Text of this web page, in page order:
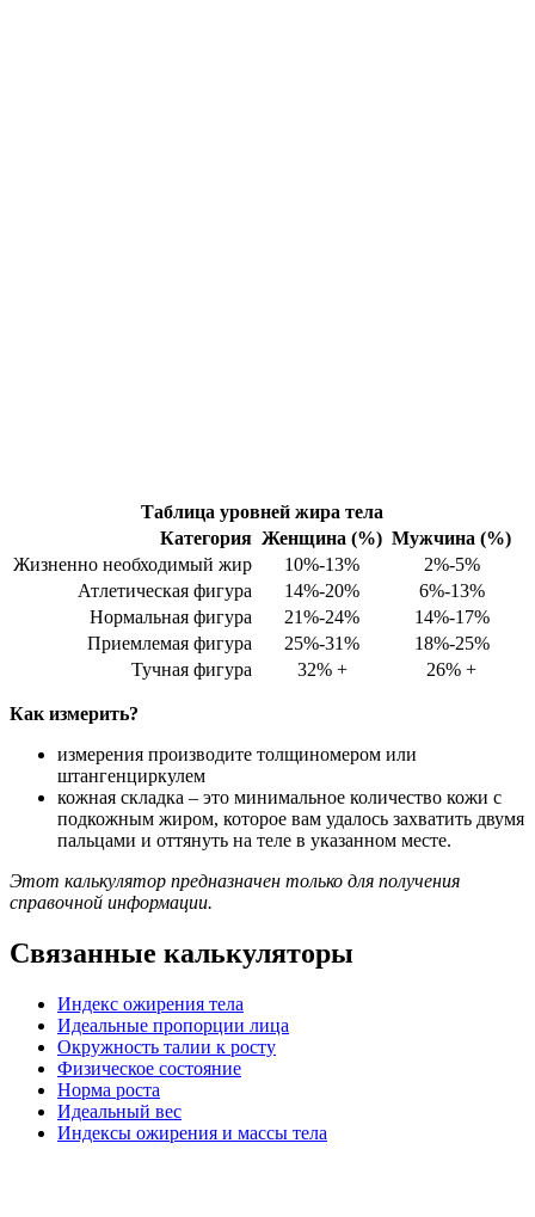
Таблица уровней жира тела
Категория Женщина (%) Мужчина (%)
Жизненно необходимый жир
10%-13%
2%-5%
Атлетическая фигура
14%-20%
6%-13%
Нормальная фигура
21%-24%
14%-17%
Приемлемая фигура
25%-31%
18%-25%
Тучная фигура
32% + 26% +
Как измерить?
измерения производите толщиномером или
штангенциркулем
кожная складка – это минимальное количество кожи с
подкожным жиром, которое вам удалось захватить двумя
пальцами и оттянуть на теле в указанном месте.
Этот калькулятор предназначен только для получения
справочной информации.
Связанные калькуляторы
Индекс ожирения тела
Идеальные пропорции лица
Окружность талии к росту
Физическое состояние
Норма роста
Идеальный вес
Индексы ожирения и массы тела